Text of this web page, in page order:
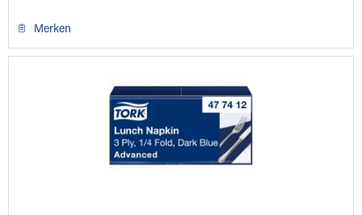
Merken